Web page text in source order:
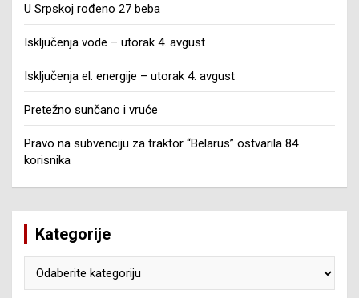
U Srpskoj rođeno 27 beba
Isključenja vode – utorak 4. avgust
Isključenja el. energije – utorak 4. avgust
Pretežno sunčano i vruće
Pravo na subvenciju za traktor “Belarus” ostvarila 84
korisnika
Kategorije